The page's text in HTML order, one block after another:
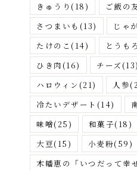
きゅうり (18) ご飯の
さつまいも (13) じゃ
たけのこ(14) とうも
ひき肉(16) チーズ(13)
ハロウィン(21) 人参
冷たいデザート (14)
味噌(25) 和菓子(18)
大豆(15) 小麦粉(59)
木幡恵の「いつだって幸